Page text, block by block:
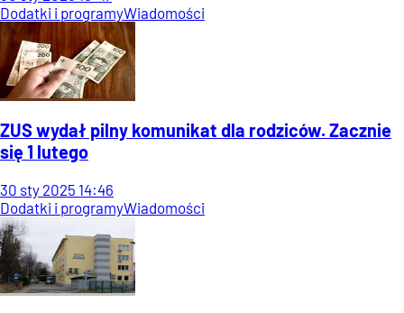
Dodatki i programyWiadomości
ZUS wydał pilny komunikat dla rodziców. Zacznie
się 1 lutego
30 sty 2025 14:46
Dodatki i programyWiadomości